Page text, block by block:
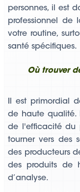
personnes, il est
professionnel de
votre routine,
santé spécifiques.
Où trouver
Il est primordial
de haute qualité.
de l'efficacité du
tourner vers des
des producteurs
des produits de
d’analyse.